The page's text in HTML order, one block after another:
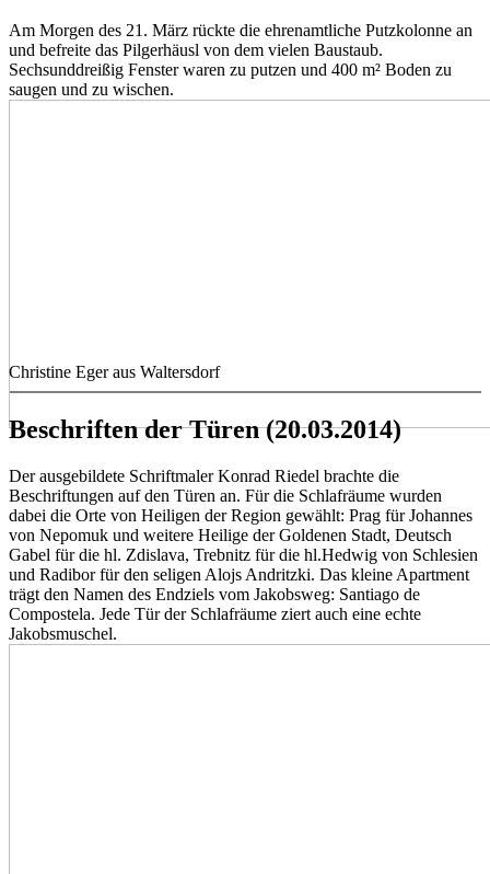
Am Morgen des 21. März rückte die ehrenamtliche Putzkolonne an
und befreite das Pilgerhäusl von dem vielen Baustaub.
Sechsunddreißig Fenster waren zu putzen und 400 m² Boden zu
saugen und zu wischen.
Christine Eger aus Waltersdorf
Beschriften der Türen (20.03.2014)
Der ausgebildete Schriftmaler Konrad Riedel brachte die
Beschriftungen auf den Türen an. Für die Schlafräume wurden
dabei die Orte von Heiligen der Region gewählt: Prag für Johannes
von Nepomuk und weitere Heilige der Goldenen Stadt, Deutsch
Gabel für die hl. Zdislava, Trebnitz für die hl.Hedwig von Schlesien
und Radibor für den seligen Alojs Andritzki. Das kleine Apartment
trägt den Namen des Endziels vom Jakobsweg: Santiago de
Compostela. Jede Tür der Schlafräume ziert auch eine echte
Jakobsmuschel.